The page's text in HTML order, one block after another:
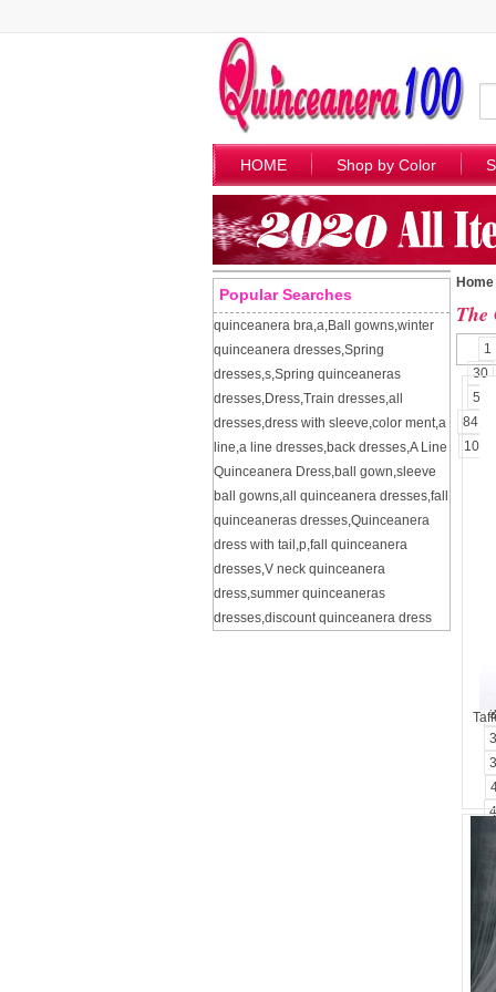
HOME Shop by Color
Popular Searches
quinceanera bra,a,Ball gowns,winter
quinceanera dresses,Spring
dresses,s,Spring quinceaneras
dresses,Dress,Train dresses,all
dresses,dress with sleeve,color ment,a
line,a line dresses,back dresses,A Line
Quinceanera Dress,ball gown,sleeve
ball gowns,all quinceanera dresses,fall
quinceaneras dresses,Quinceanera
dress with tail ,p,fall quinceanera
dresses,V neck quinceanera
dress,summer quinceaneras
dresses,discount quinceanera dress
Home
The
1
30
57
84
109